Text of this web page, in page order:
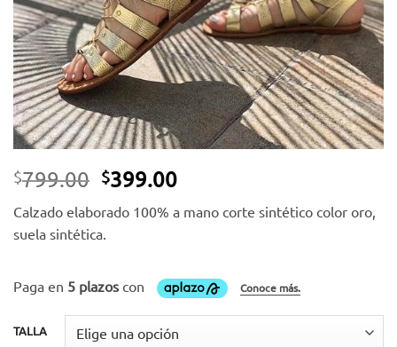
$799.00 El
original
era:
$399.00El
actual
Calzado elaborado 100% a mano corte sintético color oro,
suela sintética.
TALLA